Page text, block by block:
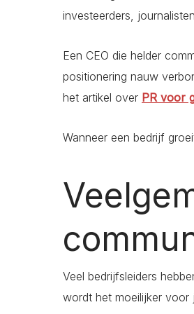
investeerders,
Een CEO die helder
positionering nauw
het artikel over PR voor
Wanneer een bedrijf
Veel bedrijfsleiders
wordt het moeilijker voor